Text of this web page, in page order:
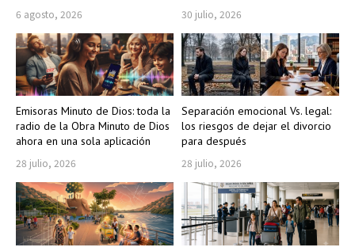
6 agosto, 2026 30 julio, 2026
Emisoras Minuto de Dios: toda la
radio de la Obra Minuto de Dios
ahora en una sola aplicación
28 julio, 2026
Separación emocional Vs. legal:
los riesgos de dejar el divorcio
para después
28 julio, 2026